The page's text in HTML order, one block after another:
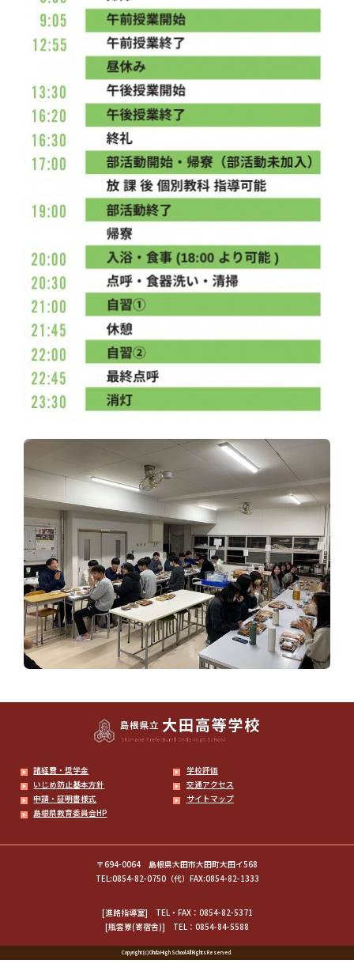
諸経費・奨学金
学校評価
いじめ防止基本方針
交通アクセス
申請・証明書様式
サイトマップ
島根県教育委員会HP
〒694-0064 島根県大田市大田町大田イ568
TEL:0854-82-0750（代）FAX:0854-82-1333
[進路指導室]
TEL・FAX：0854-82-5371
[瓶雲寮(寄宿舎)]
TEL：0854-84-5588
Copyright (c) Ohda High School All Rights Reserved.